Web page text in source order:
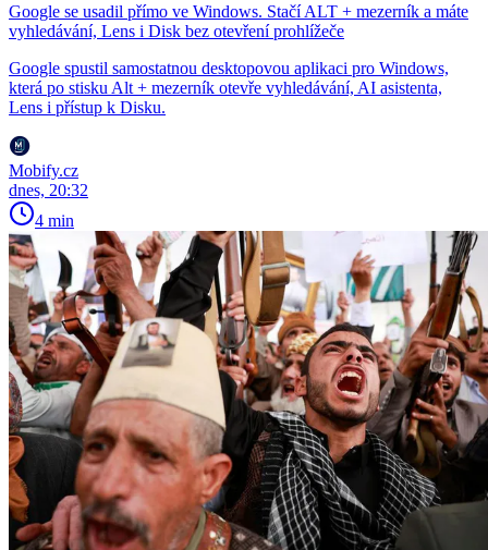
Google se usadil přímo ve Windows. Stačí ALT + mezerník a máte
vyhledávání, Lens i Disk bez otevření prohlížeče
Google spustil samostatnou desktopovou aplikaci pro Windows,
která po stisku Alt + mezerník otevře vyhledávání, AI asistenta,
Lens i přístup k Disku.
Mobify.cz
dnes, 20:32
4 min